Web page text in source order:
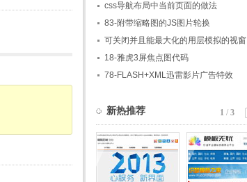
码
css导航布局中当前页面的做法
83-附带缩略图的JS图片轮换
可关闭并且能最大化的用层模拟的视窗
18-雅虎3屏焦点图代码
78-FLASH+XML迅雷影片广告特效